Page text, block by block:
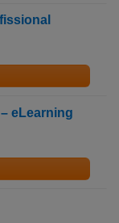
eLearning